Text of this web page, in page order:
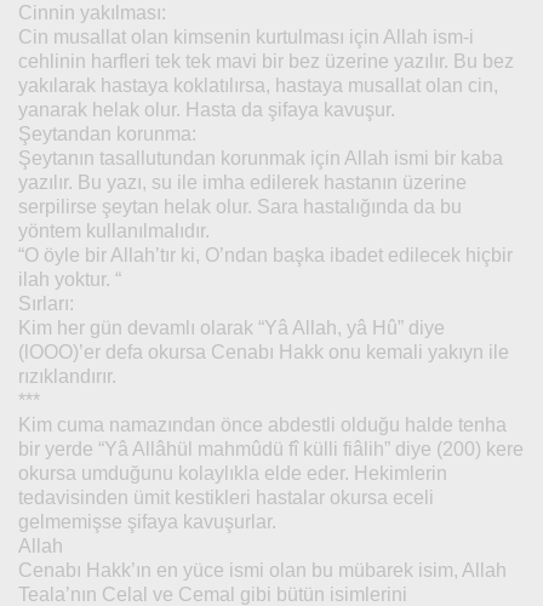
Cinnin yakılması:
Cin musallat olan kimsenin kurtulması için Allah ism-i
cehlinin harfleri tek tek mavi bir bez üzerine yazılır. Bu bez
yakılarak hastaya koklatılırsa, hastaya musallat olan cin,
yanarak helak olur. Hasta da şifaya kavuşur.
Şeytandan korunma:
Şeytanın tasallutundan korunmak için Allah ismi bir kaba
yazılır. Bu yazı, su ile imha edilerek hastanın üzerine
serpilirse şeytan helak olur. Sara hastalığında da bu
yöntem kullanılmalıdır.
“O öyle bir Allah’tır ki, O’ndan başka ibadet edilecek hiçbir
ilah yoktur. “
Sırları:
Kim her gün devamlı olarak “Yâ Allah, yâ Hû” diye
(lOOO)’er defa okursa Cenabı Hakk onu kemali yakıyn ile
rızıklandırır.
***
Kim cuma namazından önce abdestli olduğu halde tenha
bir yerde “Yâ Allâhül mahmûdü fî külli fiâlih” diye (200) kere
okursa umduğunu kolaylıkla elde eder. Hekimlerin
tedavisinden ümit kestikleri hastalar okursa eceli
gelmemişse şifaya kavuşurlar.
Allah
Cenabı Hakk’ın en yüce ismi olan bu mübarek isim, Allah
Teala’nın Celal ve Cemal gibi bütün isimlerini